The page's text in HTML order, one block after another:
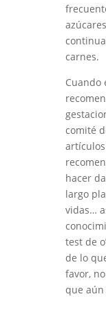
carnes.
Cuando
comité
artículos
hacer
largo
vidas…
test de
de lo
favor,
que